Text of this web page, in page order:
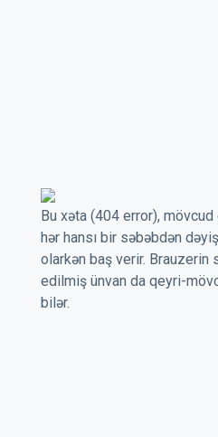
Bu xəta (404 error),
hər hansı bir səbəbdən
olarkən baş verir. Brauzerin
edilmiş ünvan da qeyri-
bilər.